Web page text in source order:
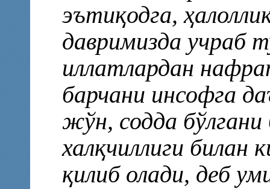
эътиқодга,
давримизда учраб
иллатлардан
барчани инсофга
жўн, содда
халқчиллиги билан
қилиб олади, деб